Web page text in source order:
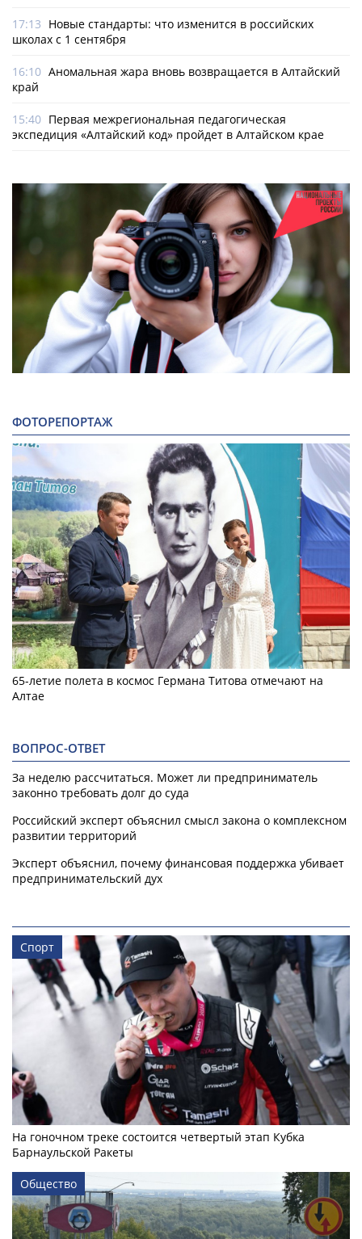
17:13 Новые стандарты: что изменится в российских
школах с 1 сентября
16:10 Аномальная жара вновь возвращается в Алтайский
край
15:40 Первая межрегиональная педагогическая
экспедиция «Алтайский код» пройдет в Алтайском крае
ФОТОРЕПОРТАЖ
65-летие полета в космос Германа Титова отмечают на
Алтае
ВОПРОС-ОТВЕТ
За неделю рассчитаться. Может ли предприниматель
законно требовать долг до суда
Российский эксперт объяснил смысл закона о комплексном
развитии территорий
Эксперт объяснил, почему финансовая поддержка убивает
предпринимательский дух
Спорт
На гоночном треке состоится четвертый этап Кубка
Барнаульской Ракеты
Общество